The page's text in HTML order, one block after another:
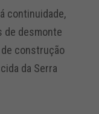
continuidade,
de desmonte
construção
da Serra